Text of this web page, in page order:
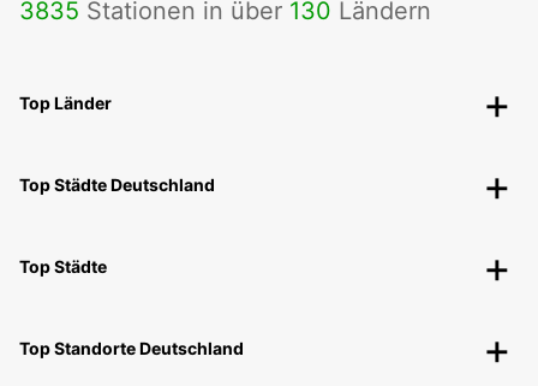
3835 Stationen in über 130 Ländern
Top Länder
Top Städte Deutschland
Top Städte
Top Standorte Deutschland